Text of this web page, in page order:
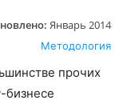
Январь 2014
Методология
прочих
бизнесе